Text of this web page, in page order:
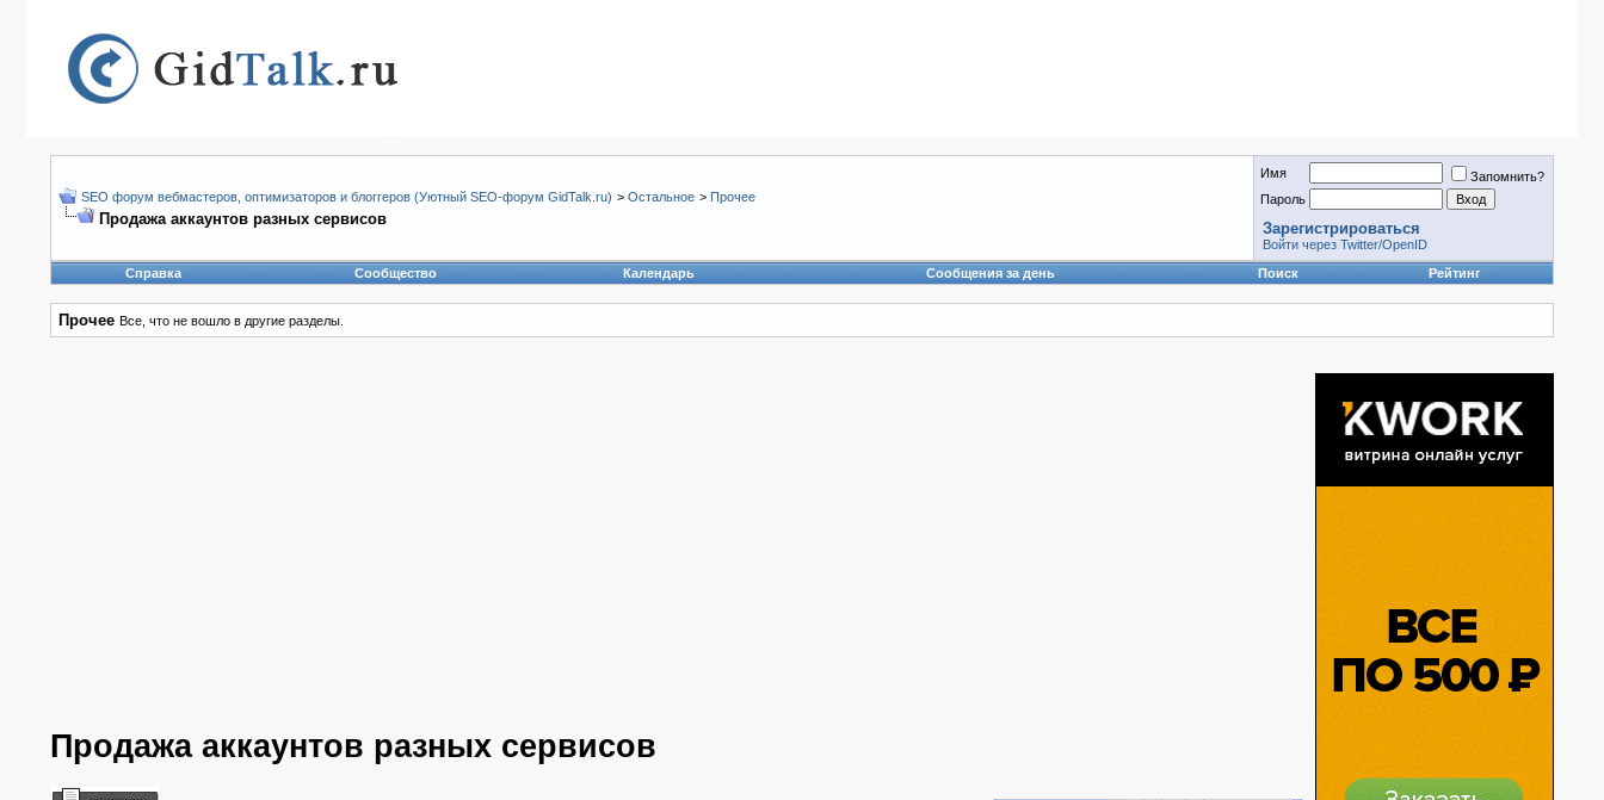
SEO форум вебмастеров, оптимизаторов и блоггеров (Уютный SEO-форум GidTalk.ru) > Остальное > Прочее
Продажа аккаунтов разных сервисов
Имя
Запомнить?
Пароль
Зарегистрироваться
Войти через Twitter/OpenID
Справка
Сообщество Календарь Сообщения за день Поиск Рейтинг
Прочее Все, что не вошло в другие разделы.
Продажа аккаунтов разных сервисов